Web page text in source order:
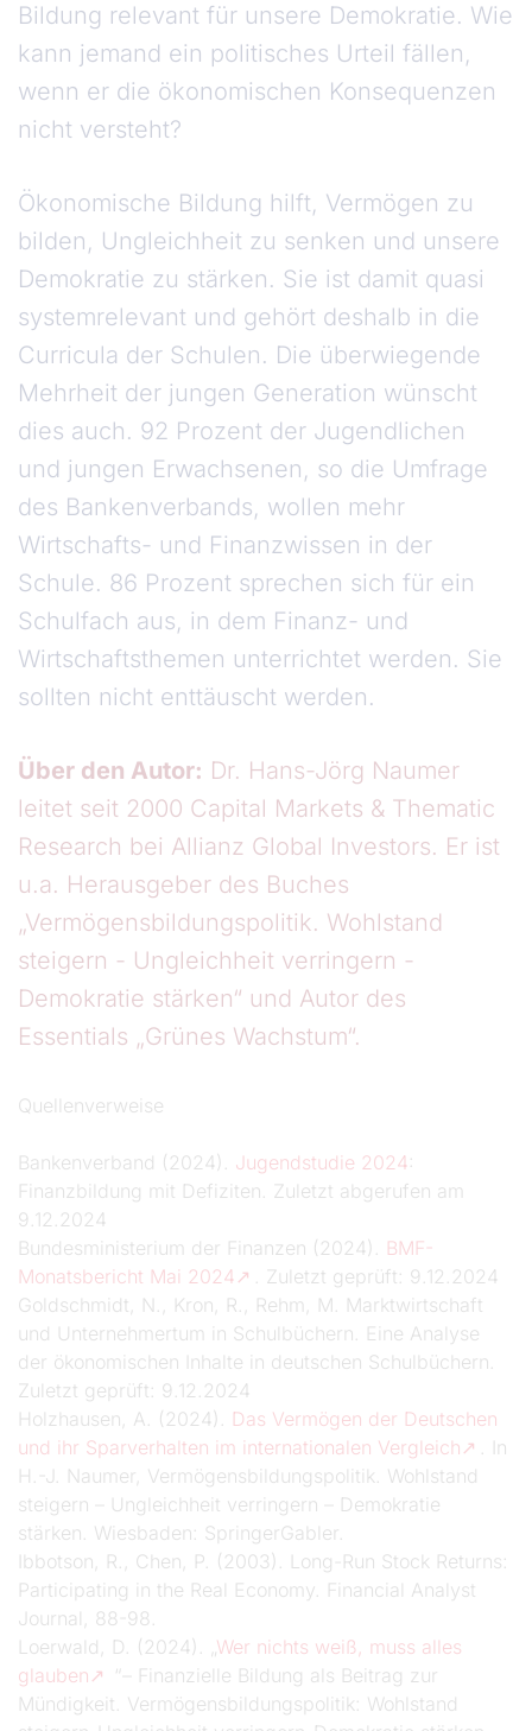
Bildung relevant für unsere Demokratie. Wie
kann jemand ein politisches Urteil fällen,
wenn er die ökonomischen Konsequenzen
nicht versteht?
Ökonomische Bildung hilft, Vermögen zu
bilden, Ungleichheit zu senken und unsere
Demokratie zu stärken. Sie ist damit quasi
systemrelevant und gehört deshalb in die
Curricula der Schulen. Die überwiegende
Mehrheit der jungen Generation wünscht
dies auch. 92 Prozent der Jugendlichen
und jungen Erwachsenen, so die Umfrage
des Bankenverbands, wollen mehr
Wirtschafts- und Finanzwissen in der
Schule. 86 Prozent sprechen sich für ein
Schulfach aus, in dem Finanz- und
Wirtschaftsthemen unterrichtet werden. Sie
sollten nicht enttäuscht werden.
Über den Autor: Dr. Hans-Jörg Naumer
leitet seit 2000 Capital Markets & Thematic
Research bei Allianz Global Investors. Er ist
u.a. Herausgeber des Buches
„Vermögensbildungspolitik. Wohlstand
steigern - Ungleichheit verringern -
Demokratie stärken“ und Autor des
Essentials „Grünes Wachstum“.
Quellenverweise
Bankenverband (2024). Jugendstudie 2024 :
Finanzbildung mit Defiziten. Zuletzt abgerufen am
9.12.2024
Bundesministerium der Finanzen (2024). BMF-
Monatsbericht Mai 2024
. Zuletzt geprüft: 9.12.2024
Goldschmidt, N., Kron, R., Rehm, M. Marktwirtschaft
und Unternehmertum in Schulbüchern. Eine Analyse
der ökonomischen Inhalte in deutschen Schulbüchern.
Zuletzt geprüft: 9.12.2024
Holzhausen, A. (2024). Das Vermögen der Deutschen
und ihr Sparverhalten im internationalen Vergleich
. In
H.-J. Naumer, Vermögensbildungspolitik. Wohlstand
steigern – Ungleichheit verringern – Demokratie
stärken. Wiesbaden: SpringerGabler.
Ibbotson, R., Chen, P. (2003). Long-Run Stock Returns:
Participating in the Real Economy. Financial Analyst
Journal, 88-98.
Loerwald, D. (2024). „Wer nichts weiß, muss alles
glauben
“– Finanzielle Bildung als Beitrag zur
Mündigkeit. Vermögensbildungspolitik: Wohlstand